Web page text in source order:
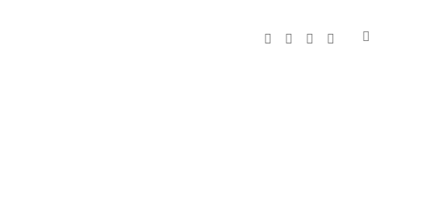
facebookinstagrambandcamp
spotify